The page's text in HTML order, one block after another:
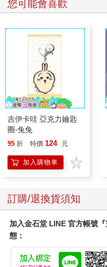
推薦必看
廿載．繁華夢 護玄出
道20週年創作集
79 折 特價 315 元
加入購物車
您可能會喜歡